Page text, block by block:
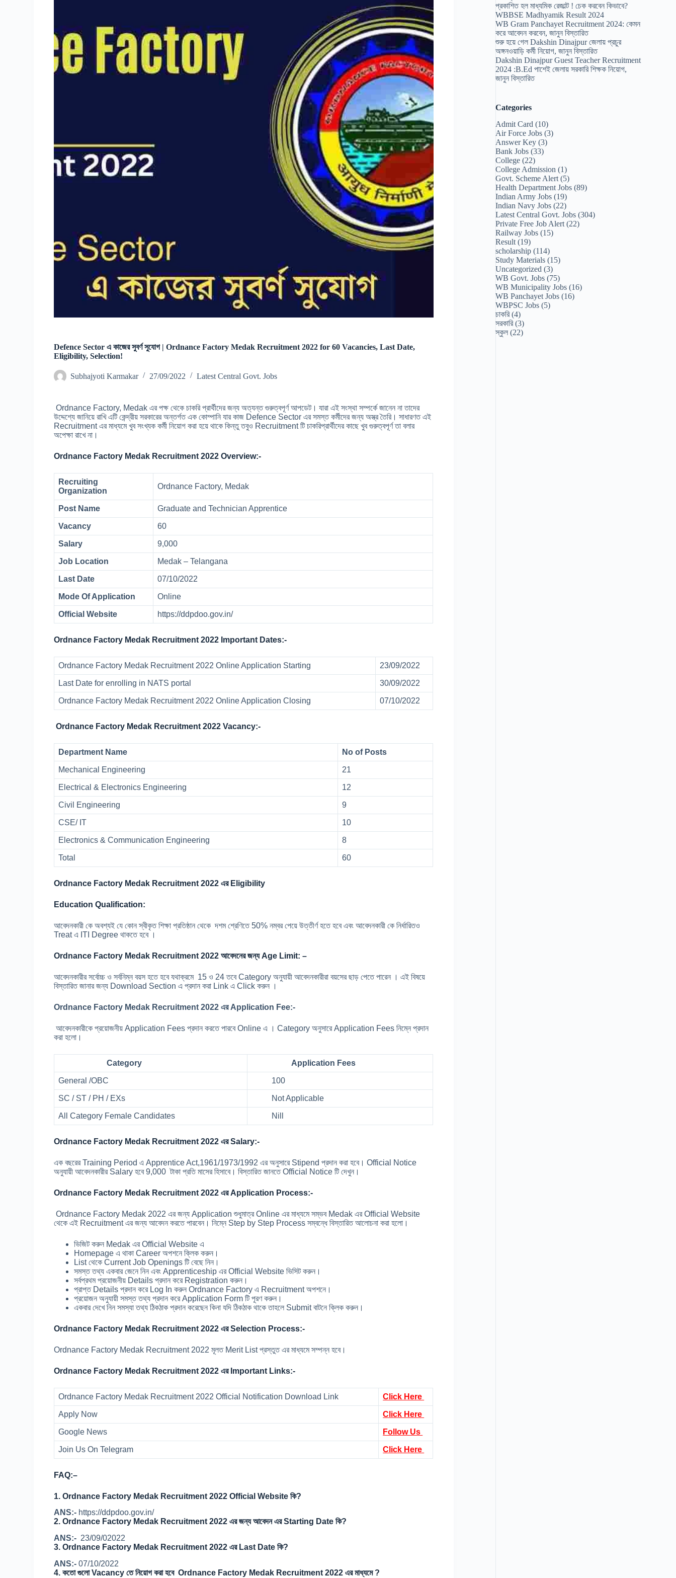
Defence Sector এ কাজের সুবর্ণ সুযোগ | Ordnance Factory Medak Recruitment 2022 for 60 Vacancies, Last Date,
Eligibility, Selection!
Subhajyoti Karmakar 27/09/2022 Latest Central Govt. Jobs
Ordnance Factory, Medak এর পক্ষ থেকে চাকরি প্রার্থীদের জন্য অত্যন্ত গুরুত্বপূর্ণ আপডেট। যারা এই সংস্থা সম্পর্কে জানেন না তাদের
উদ্দেশ্যে জানিয়ে রাখি এটি কেন্দ্রীয় সরকারের অন্তর্গত এক কোম্পানি যার কাজ Defence Sector এর সমস্ত কর্মীদের জন্য অস্ত্র তৈরি। সাধারণত এই
Recruitment এর মাধ্যমে খুব সংখ্যক কর্মী নিয়োগ করা হয়ে থাকে কিন্তু তবুও Recruitment টি চাকরিপ্রার্থীদের কাছে খুব গুরুত্বপূর্ণ তা বলার
অপেক্ষা রাখে না।
Ordnance Factory Medak Recruitment 2022 Overview:-
Recruiting
Organization
Ordnance Factory, Medak
Post Name Graduate and Technician Apprentice
Vacancy 60
Salary 9,000
Job Location Medak – Telangana
Last Date 07/10/2022
Mode Of Application Online
Official Website https://ddpdoo.gov.in/
Ordnance Factory Medak Recruitment 2022 Important Dates:-
Ordnance Factory Medak Recruitment 2022 Online Application Starting 23/09/2022
Last Date for enrolling in NATS portal 30/09/2022
Ordnance Factory Medak Recruitment 2022 Online Application Closing 07/10/2022
Ordnance Factory Medak Recruitment 2022 Vacancy:-
Department Name No of Posts
Mechanical Engineering 21
Electrical & Electronics Engineering 12
Civil Engineering 9
CSE/ IT 10
Electronics & Communication Engineering 8
Total 60
Ordnance Factory Medak Recruitment 2022 এর Eligibility
Education Qualification:
আবেদনকারী কে অবশ্যই যে কোন স্বীকৃত শিক্ষা প্রতিষ্ঠান থেকে দশম শ্রেণিতে 50% নম্বর পেয়ে উত্তীর্ণ হতে হবে এবং আবেদনকারী কে নির্ধারিতও
Treat এ ITI Degree থাকতে হবে ।
Ordnance Factory Medak Recruitment 2022 আবেদনের জন্য Age Limit: –
আবেদনকারীর সর্বোচ্চ ও সর্বনিম্ন বয়স হতে হবে যথাক্রমে 15 ও 24 তবে Category অনুযায়ী আবেদনকারীরা বয়সের ছাড় পেতে পারেন । এই বিষয়ে
বিস্তারিত জানার জন্য Download Section এ প্রদান করা Link এ Click করুন ।
Ordnance Factory Medak Recruitment 2022 এর Application Fee:-
আবেদনকারীকে প্রয়োজনীয় Application Fees প্রদান করতে পারবে Online এ । Category অনুসারে Application Fees নিম্নে প্রদান
করা হলো।
Category Application Fees
General /OBC 100
SC / ST / PH / EXs Not Applicable
All Category Female Candidates Nill
Ordnance Factory Medak Recruitment 2022 এর Salary:-
এক বছরের Training Period এ Apprentice Act,1961/1973/1992 এর অনুসারে Stipend প্রদান করা হবে। Official Notice
অনুযায়ী আবেদনকারীর Salary হবে 9,000 টাকা প্রতি মাসের হিসাবে। বিস্তারিত জানতে Official Notice টি দেখুন।
Ordnance Factory Medak Recruitment 2022 এর Application Process:-
Ordnance Factory Medak 2022 এর জন্য Application শুধুমাত্র Online এর মাধ্যমে সম্ভব Medak এর Official Website
থেকে এই Recruitment এর জন্য আবেদন করতে পারবেন। নিম্নে Step by Step Process সম্বন্ধে বিস্তারিত আলোচনা করা হলো।
ভিজিট করুন Medak এর Official Website এ
Homepage এ থাকা Career অপশনে ক্লিক করুন।
List থেকে Current Job Openings টি বেছে নিন।
সমস্ত তথ্য একবার জেনে নিন এবং Apprenticeship এর Official Website ভিসিট করুন।
সর্বপ্রথম প্রয়োজনীয় Details প্রদান করে Registration করুন।
প্রাপ্ত Details প্রদান করে Log In করুন Ordnance Factory এ Recruitment অপশনে।
প্রয়োজন অনুযায়ী সমস্ত তথ্য প্রদান করে Application Form টি পূরণ করুন।
একবার দেখে নিন সমস্যা তথ্য ঠিকঠাক প্রদান করেছেন কিনা যদি ঠিকঠাক থাকে তাহলে Submit বাটনে ক্লিক করুন।
Ordnance Factory Medak Recruitment 2022 এর Selection Process:-
Ordnance Factory Medak Recruitment 2022 মূলত Merit List প্রস্তুত এর মাধ্যমে সম্পন্ন হবে।
Ordnance Factory Medak Recruitment 2022 এর Important Links:-
Ordnance Factory Medak Recruitment 2022 Official Notification Download Link Click Here
Apply Now Click Here
Google News Follow Us
Join Us On Telegram Click Here
FAQ:–
1.Ordnance Factory Medak Recruitment 2022 Official Website কি?
ANS:- https://ddpdoo.gov.in/
2.Ordnance Factory Medak Recruitment 2022 এর জন্য আবেদন এর Starting Date কি?
ANS:- 23/09/02022
3.Ordnance Factory Medak Recruitment 2022 এর Last Date কি?
ANS:- 07/10/2022
4.কতো গুলো Vacancy তে নিয়োগ করা হবে Ordnance Factory Medak Recruitment 2022 এর মাধ্যমে ?
প্রকাশিত হল মাধ্যমিক রেজাল্ট ! চেক করবেন কিভাবে?
WBBSE Madhyamik Result 2024
WB Gram Panchayet Recruitment 2024: কেমন
করে আবেদন করবেন, জানুন বিস্তারিত
শুরু হয়ে গেল Dakshin Dinajpur জেলায় প্রচুর
অঙ্গনওয়াড়ি কর্মী নিয়োগ, জানুন বিস্তারিত
Dakshin Dinajpur Guest Teacher Recruitment
2024 :B.Ed পাশেই জেলায় সরকারি শিক্ষক নিয়োগ,
জানুন বিস্তারিত
Categories
Admit Card (10)
Air Force Jobs (3)
Answer Key (3)
Bank Jobs (33)
College (22)
College Admission (1)
Govt. Scheme Alert (5)
Health Department Jobs (89)
Indian Army Jobs (19)
Indian Navy Jobs (22)
Latest Central Govt. Jobs (304)
Private Free Job Alert (22)
Railway Jobs (15)
Result (19)
scholarship (114)
Study Materials (15)
Uncategorized (3)
WB Govt. Jobs (75)
WB Municipality Jobs (16)
WB Panchayet Jobs (16)
WBPSC Jobs (5)
চাকরি(4)
সরকারি(3)
স্কুল (22)